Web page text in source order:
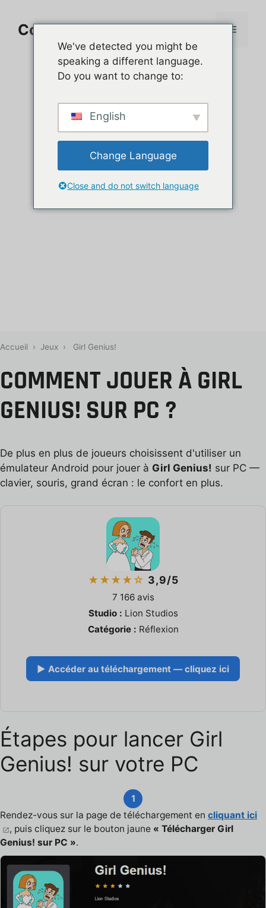
contenuComment jouer sur PC Menu
Accueil › Jeux › Girl Genius!
COMMENT JOUER À GIRL
GENIUS! SUR PC ?
De plus en plus de joueurs choisissent d'utiliser un
émulateur Android pour jouer à Girl Genius! sur PC —
clavier, souris, grand écran : le confort en plus.
★★★★☆ 3,9/5
7 166 avis
Studio : Lion Studios
Catégorie : Réflexion
▶ Accéder au téléchargement — cliquez ici
Étapes pour lancer Girl
Genius! sur votre PC
1
Rendez-vous sur la page de téléchargement en cliquant ici
, puis cliquez sur le bouton jaune « Télécharger Girl
Genius! sur PC ».
We've detected you might be
speaking a different language.
Do you want to change to:
English
Change Language
Close and do not switch language